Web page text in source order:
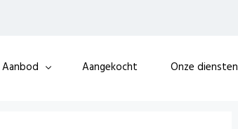
Aanbod Aangekocht Onze diensten